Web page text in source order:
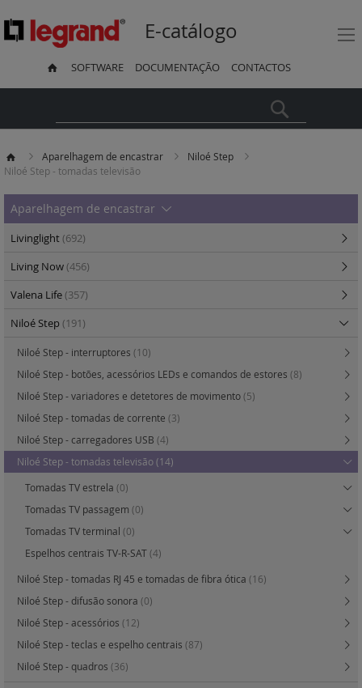
E-catálogo
SOFTWARE DOCUMENTAÇÃO CONTACTOS
Aparelhagem de encastrar
Niloé Step
Niloé Step - tomadas televisão
Aparelhagem de encastrar
Livinglight(692)
Living Now(456)
Valena Life(357)
Niloé Step(191)
Niloé Step - interruptores (10)
Niloé Step - botões, acessórios LEDs e comandos de estores (8)
Niloé Step - variadores e detetores de movimento(5)
Niloé Step - tomadas de corrente (3)
Niloé Step - carregadores USB (4)
Niloé Step - tomadas televisão(14)
Tomadas TV estrela (0)
Tomadas TV passagem (0)
Tomadas TV terminal (0)
Espelhos centrais TV-R-SAT(4)
Niloé Step - tomadas RJ 45 e tomadas de fibra ótica (16)
Niloé Step - difusão sonora (0)
Niloé Step - acessórios (12)
Niloé Step - teclas e espelho centrais (87)
Niloé Step - quadros (36)